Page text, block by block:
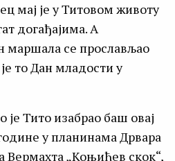
мај је у Титовом животу
догађајима. А
маршала се прослављао
то Дан младости у
Тито изабрао баш овај
у планинама Дрвара
Вермахта „Коњићев скок“,